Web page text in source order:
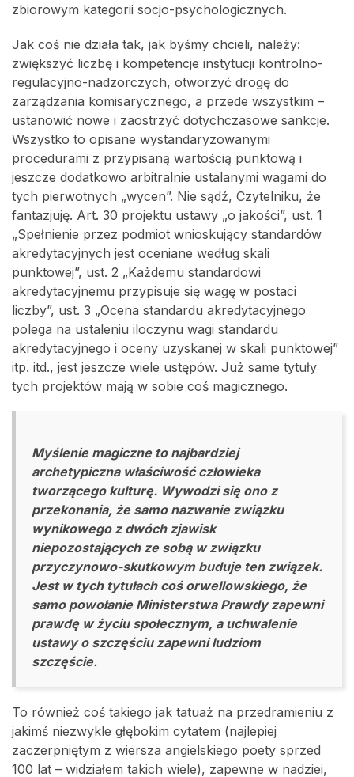
zbiorowym kategorii socjo-psychologicznych.
Jak coś nie działa tak, jak byśmy chcieli, należy:
zwiększyć liczbę i kompetencje instytucji kontrolno-
regulacyjno-nadzorczych, otworzyć drogę do
zarządzania komisarycznego, a przede wszystkim –
ustanowić nowe i zaostrzyć dotychczasowe sankcje.
Wszystko to opisane wystandaryzowanymi
procedurami z przypisaną wartością punktową i
jeszcze dodatkowo arbitralnie ustalanymi wagami do
tych pierwotnych „wycen”. Nie sądź, Czytelniku, że
fantazjuję. Art. 30 projektu ustawy „o jakości”, ust. 1
„Spełnienie przez podmiot wnioskujący standardów
akredytacyjnych jest oceniane według skali
punktowej”, ust. 2 „Każdemu standardowi
akredytacyjnemu przypisuje się wagę w postaci
liczby”, ust. 3 „Ocena standardu akredytacyjnego
polega na ustaleniu iloczynu wagi standardu
akredytacyjnego i oceny uzyskanej w skali punktowej”
itp. itd., jest jeszcze wiele ustępów. Już same tytuły
tych projektów mają w sobie coś magicznego.
Myślenie magiczne to najbardziej
archetypiczna właściwość człowieka
tworzącego kulturę. Wywodzi się ono z
przekonania, że samo nazwanie związku
wynikowego z dwóch zjawisk
niepozostających ze sobą w związku
przyczynowo-skutkowym buduje ten związek.
Jest w tych tytułach coś orwellowskiego, że
samo powołanie Ministerstwa Prawdy zapewni
prawdę w życiu społecznym, a uchwalenie
ustawy o szczęściu zapewni ludziom
szczęście.
To również coś takiego jak tatuaż na przedramieniu z
jakimś niezwykle głębokim cytatem (najlepiej
zaczerpniętym z wiersza angielskiego poety sprzed
100 lat – widziałem takich wiele), zapewne w nadziei,